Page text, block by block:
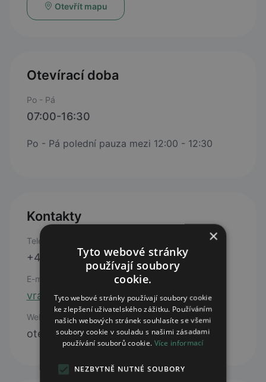
Otevřít mapu
Otevírací doba
Po - Pá
07:00-16:30
Po - Pá polední pauza mezi 12:00 - 12:30
Kontakty
Telefon
+420 518 616 132
E-mail
vracov@lekarnakoruna.cz
Web
otevřít web
×
Tyto webové stránky
používají soubory
cookie.
Tyto webové stránky používají soubory cookie
ke zlepšení uživatelského zážitku. Používáním
našich webových stránek souhlasíte se všemi
soubory cookie v souladu s našimi zásadami
používání souborů cookie. Více informací
NEZBYTNĚ NUTNÉ SOUBORY